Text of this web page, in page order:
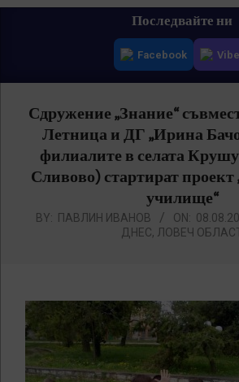
Последвайте ни
Facebook
Сдружение „Знание“
Летница и ДГ „Ирина
филиалите в селата
Сливово) стартират
училище“
BY: ПАВЛИН ИВАНОВ ON:
ДНЕС, ЛОВЕЧ